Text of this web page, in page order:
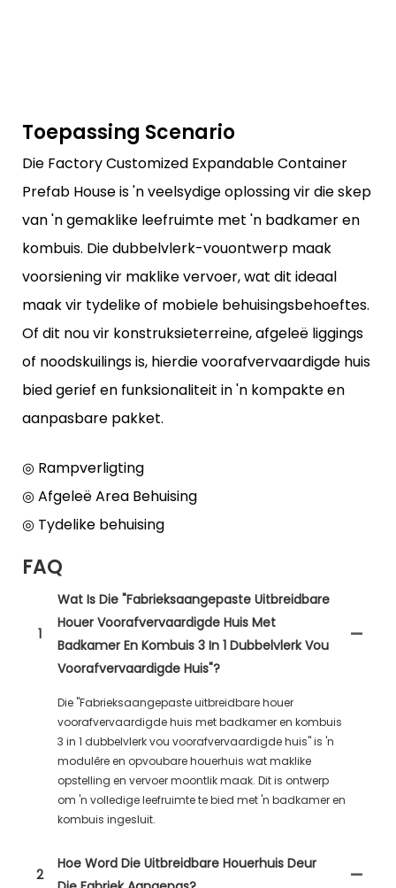
Toepassing Scenario
Die Factory Customized Expandable Container
Prefab House is 'n veelsydige oplossing vir die skep
van 'n gemaklike leefruimte met 'n badkamer en
kombuis. Die dubbelvlerk-vouontwerp maak
voorsiening vir maklike vervoer, wat dit ideaal
maak vir tydelike of mobiele behuisingsbehoeftes.
Of dit nou vir konstruksieterreine, afgeleë liggings
of noodskuilings is, hierdie voorafvervaardigde huis
bied gerief en funksionaliteit in 'n kompakte en
aanpasbare pakket.
◎ Rampverligting
◎ Afgeleë Area Behuising
◎ Tydelike behuising
FAQ
1
Wat Is Die "Fabrieksaangepaste Uitbreidbare
Houer Voorafvervaardigde Huis Met
Badkamer En Kombuis 3 In 1 Dubbelvlerk Vou
Voorafvervaardigde Huis"?
Die "Fabrieksaangepaste uitbreidbare houer
voorafvervaardigde huis met badkamer en kombuis
3 in 1 dubbelvlerk vou voorafvervaardigde huis" is 'n
modulêre en opvoubare houerhuis wat maklike
opstelling en vervoer moontlik maak. Dit is ontwerp
om 'n volledige leefruimte te bied met 'n badkamer en
kombuis ingesluit.
2
Hoe Word Die Uitbreidbare Houerhuis Deur